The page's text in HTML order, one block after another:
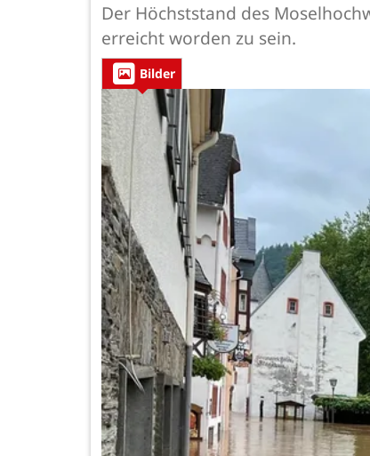
Der Höchststand des
erreicht worden zu sein.
Bilder